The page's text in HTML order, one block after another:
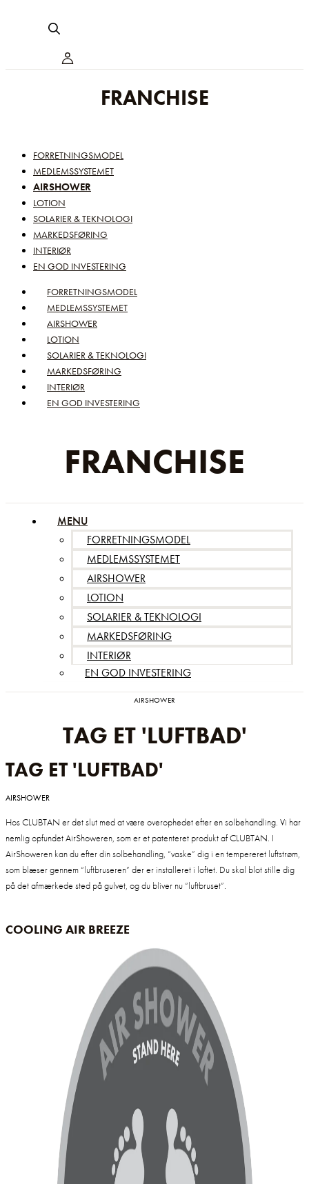
FRANCHISE
FORRETNINGSMODEL
MEDLEMSSYSTEMET
AIRSHOWER
LOTION
SOLARIER & TEKNOLOGI
MARKEDSFØRING
INTERIØR
EN GOD INVESTERING
FORRETNINGSMODEL
MEDLEMSSYSTEMET
AIRSHOWER
LOTION
SOLARIER & TEKNOLOGI
MARKEDSFØRING
INTERIØR
EN GOD INVESTERING
FRANCHISE
MENU
FORRETNINGSMODEL
MEDLEMSSYSTEMET
AIRSHOWER
LOTION
SOLARIER & TEKNOLOGI
MARKEDSFØRING
INTERIØR
EN GOD INVESTERING
AIRSHOWER
TAG ET 'LUFTBAD'
TAG ET 'LUFTBAD'
AIRSHOWER
Hos CLUBTAN er det slut med at være overophedet efter en solbehandling. Vi har
nemlig opfundet AirShoweren, som er et patenteret produkt af CLUBTAN. I
AirShoweren kan du efter din solbehandling, “vaske” dig i en tempereret luftstrøm,
som blæser gennem “luftbruseren” der er installeret i loftet. Du skal blot stille dig
på det afmærkede sted på gulvet, og du bliver nu “luftbruset”.
COOLING AIR BREEZE